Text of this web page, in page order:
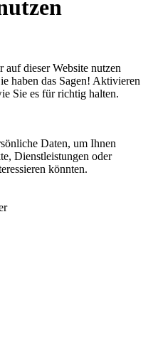
dieser Website nutzen
haben das Sagen! Aktivieren
Sie es für richtig halten.
Daten, um Ihnen
Dienstleistungen oder
könnten.